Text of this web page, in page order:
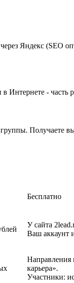
Яндекс (SEO
- часть
Получаете
Бесплатно
У сайта
Ваш аккаунт
Направления
карьера».
Участники: